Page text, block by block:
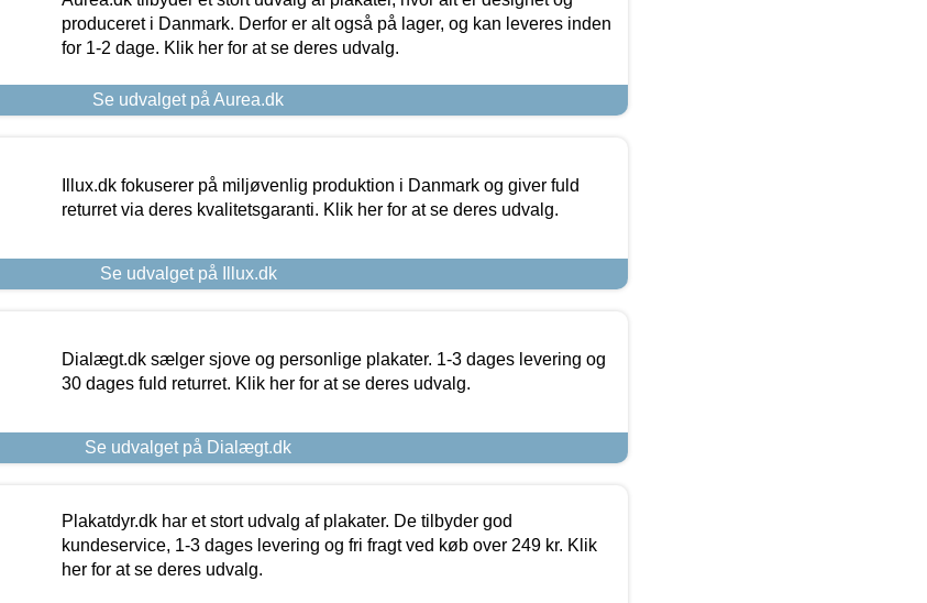
produceret i Danmark. Derfor er alt også på lager, og kan leveres inden
for 1-2 dage. Klik her for at se deres udvalg.
Se udvalget på Aurea.dk
Illux.dk fokuserer på miljøvenlig produktion i Danmark og giver fuld
returret via deres kvalitetsgaranti. Klik her for at se deres udvalg.
Se udvalget på Illux.dk
Dialægt.dk sælger sjove og personlige plakater. 1-3 dages levering og
30 dages fuld returret. Klik her for at se deres udvalg.
Se udvalget på Dialægt.dk
Plakatdyr.dk har et stort udvalg af plakater. De tilbyder god
kundeservice, 1-3 dages levering og fri fragt ved køb over 249 kr. Klik
her for at se deres udvalg.